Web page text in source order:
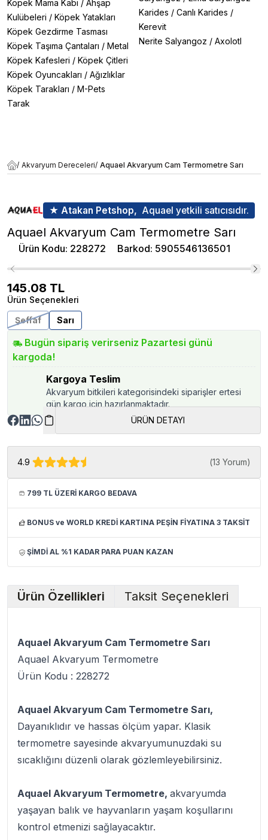
Köpek Mama Kabı / Ahşap
Kulübeleri / Köpek Yatakları
Köpek Gezdirme Tasması
Köpek Taşıma Çantaları / Metal
Köpek Kafesleri / Köpek Çitleri
Köpek Oyuncakları / Ağızlıklar
Köpek Tarakları / M-Pets
Tarak
Karides / Canlı Karides /
Kerevit
Nerite Salyangoz / Axolotl
/ Akvaryum Dereceleri/ Aquael Akvaryum Cam Termometre Sarı
★ Atakan Petshop, Aquael yetkili satıcısıdır.
Aquael Akvaryum Cam Termometre Sarı
Ürün Kodu: 228272 Barkod: 5905546136501
145.08 TL
Ürün Seçenekleri
Şeffaf
Sarı
Bugün sipariş verirseniz Pazartesi günü
kargoda!
Kargoya Teslim
Akvaryum bitkileri kategorisindeki siparişler ertesi
gün kargo için hazırlanmaktadır.
ÜRÜN DETAYI
4.9 (13 Yorum)
799 TL ÜZERİ KARGO BEDAVA
BONUS ve WORLD KREDİ KARTINA PEŞİN FİYATINA 3 TAKSİT
ŞİMDİ AL %1 KADAR PARA PUAN KAZAN
Ürün Özellikleri Taksit Seçenekleri
Aquael Akvaryum Cam Termometre Sarı
Aquael Akvaryum Termometre
Ürün Kodu : 228272
Aquael Akvaryum Cam Termometre Sarı,
Dayanıklıdır ve hassas ölçüm yapar. Klasik
termometre sayesinde akvaryumunuzdaki su
sıcaklığını düzenli olarak gözlemleyebilirsiniz.
Aquael Akvaryum Termometre, akvaryumda
yaşayan balık ve hayvanların yaşam koşullarını
kontrol etmenizi sağlayacaktır.